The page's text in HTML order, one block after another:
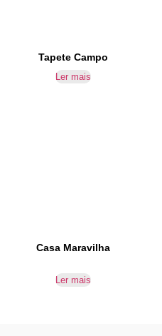
Tapete Campo
Ler mais
Casa Maravilha
Ler mais